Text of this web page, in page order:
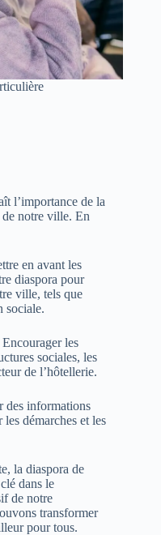
l’importance de la
de notre ville. En
en avant les
diaspora pour
ville, tels que
sociale.
les
sociales, les
de l’hôtellerie.
informations
démarches et les
la diaspora de
dans le
de notre
transformer
pour tous.